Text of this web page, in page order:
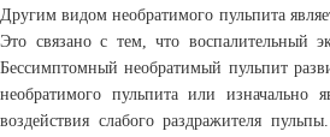
Другим видом необратимого пульпита
Это связано с тем, что воспалительный
Бессимптомный необратимый пульпит
необратимого пульпита или изначально
воздействия слабого раздражителя